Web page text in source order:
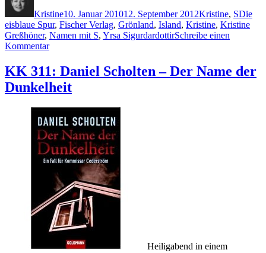
Kristine10. Januar 201012. September 2012Kristine, SDie
eisblaue Spur, Fischer Verlag, Grönland, Island, Kristine, Kristine
Greßhöner, Namen mit S, Yrsa SigurdardottirSchreibe einen
Kommentarzu
324:
Yrsa
Sigurdardottir
Die
eisblaue
Spur
KK 311: Daniel Scholten – Der Name der
Dunkelheit
Heiligabend in einem